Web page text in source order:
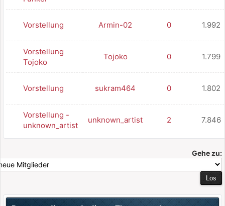
Vorstellung Armin-02 0 1.992
Vorstellung
Tojoko
Tojoko 0 1.799
Vorstellung sukram464 0 1.802
Vorstellung -
unknown_artist
unknown_artist 2 7.846
Gehe zu: